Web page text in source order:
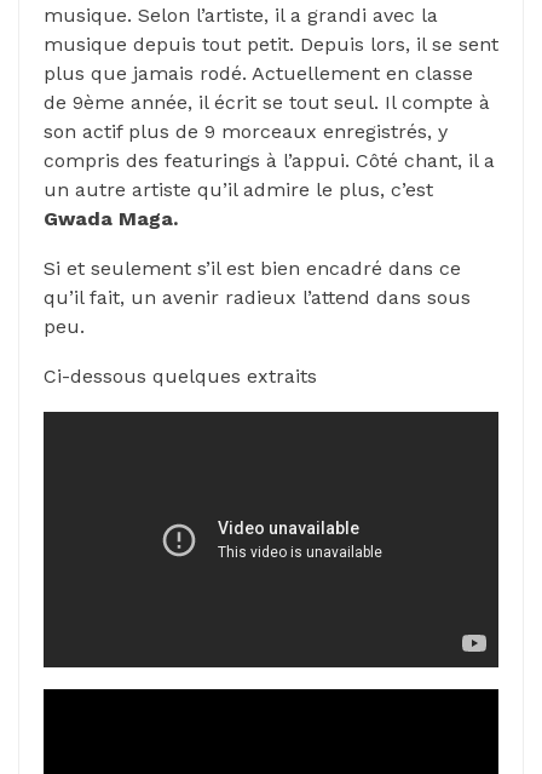
musique. Selon l’artiste, il a grandi avec la
musique depuis tout petit. Depuis lors, il se sent
plus que jamais rodé. Actuellement en classe
de 9ème année, il écrit se tout seul. Il compte à
son actif plus de 9 morceaux enregistrés, y
compris des featurings à l’appui. Côté chant, il a
un autre artiste qu’il admire le plus, c’est
Gwada Maga.
Si et seulement s’il est bien encadré dans ce
qu’il fait, un avenir radieux l’attend dans sous
peu.
Ci-dessous quelques extraits